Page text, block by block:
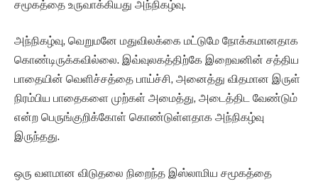
சமூகத்தை உருவாக்கியது அந்நிகழ்வு.
அந்நிகழ்வு, வெறுமனே மதுவிலக்கை மட்டுமே நோக்கமானதாக
கொண்டிருக்கவில்லை. இவ்வுலகத்திற்கே இறைவனின் சத்திய
பாதையின் வெளிச்சத்தை பாய்ச்சி, அனைத்து விதமான இருள்
நிரம்பிய பாதைகளை முற்கள் அமைத்து, அடைத்திட வேண்டும்
என்ற பெருங்குறிக்கோள் கொண்டுள்ளதாக அந்நிகழ்வு
இருந்தது.
ஒரு வளமான விடுதலை நிறைந்த இஸ்லாமிய சமூகத்தை